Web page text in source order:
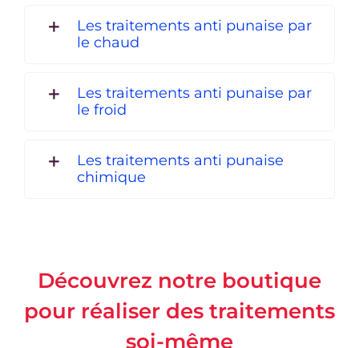
Les traitements anti punaise par
le chaud
Les traitements anti punaise par
le froid
Les traitements anti punaise
chimique
Découvrez notre boutique
pour réaliser des traitements
soi-même